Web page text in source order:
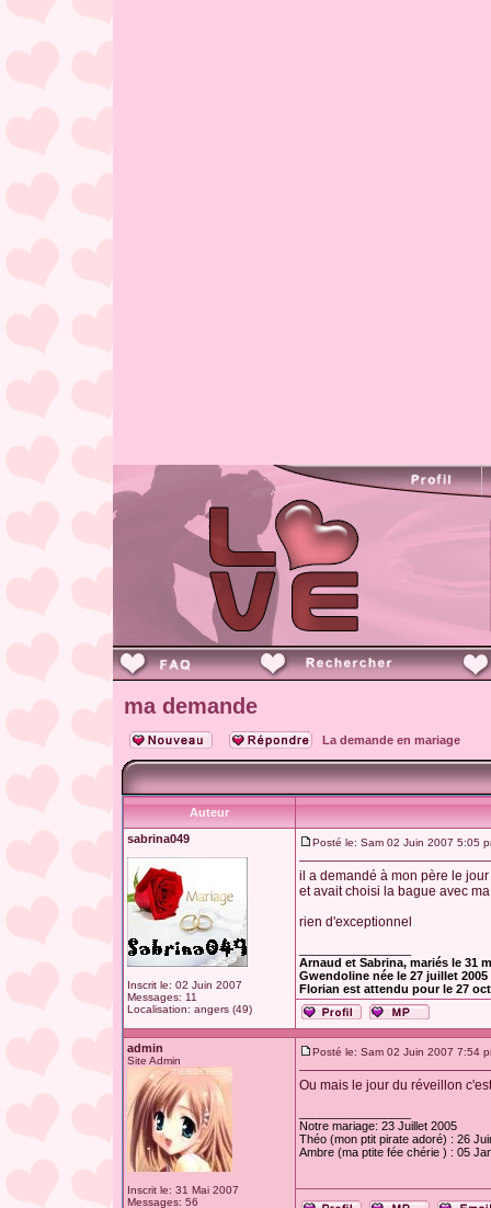
ma demande
La demande en mariage
Auteur
sabrina049
Inscrit le: 02 Juin 2007
Messages: 11
Localisation: angers (49)
Posté le: Sam 02 Juin 2007 5:05
il a demandé à mon père le
et avait choisi la bague avec
rien d'exceptionnel
Arnaud et Sabrina, mariés le 31
Gwendoline née le 27 juillet 2005
Florian est attendu pour le 27
admin
Site Admin
Inscrit le: 31 Mai 2007
Messages: 56
Posté le: Sam 02 Juin 2007 7:54
Ou mais le jour du réveillon
Notre mariage: 23 Juillet 2005
Théo (mon ptit pirate adoré) : 26
Ambre (ma ptite fée chérie ) : 05